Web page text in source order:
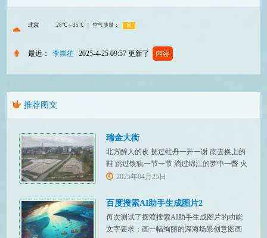
最近： 李崇笙 2025-4-25 09:57 更新了 内容
推荐图文
瑞金大街
北方醉人的夜 抚过牡丹一开一谢 南去换上的
鞋 跳过铁轨一节一节 淌过绵江的梦中一瞥 火
红招展的瑞金大街
2025年04月25日
百度搜索AI助手生成图片2
再次测试了摆渡搜索AI助手生成图片的功能
文字要求：画一幅绚丽的深海场景创意图画